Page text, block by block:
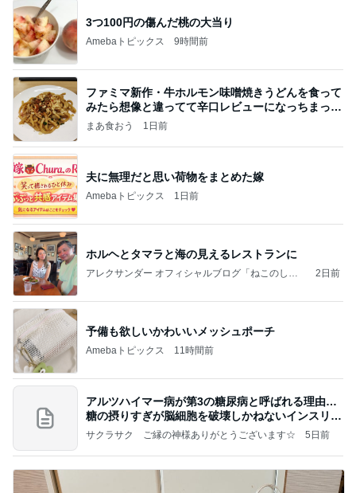
3つ100円の傷んだ桃の大当り
Amebaトピックス 9時間前
ファミマ新作・牛ホルモン味噌焼きうどんを食って
みたら想像と違ってて辛口レビューになっちまった
話
まあ食おう 1日前
夫に無理だと思い荷物をまとめた嫁
Amebaトピックス 1日前
ホルヘとタマラと海の見えるレストランに
アレクサンダー オフィシャルブログ「ねこのしっ
2日前
予備も欲しいかわいいメッシュポーチ
Amebaトピックス 11時間前
アルツハイマー病が第3の糖尿病と呼ばれる理由…
糖の摂りすぎが脳細胞を破壊しかねないインスリン
の恐
サクラサク ご縁の神様ありがとうございます☆ 5日前